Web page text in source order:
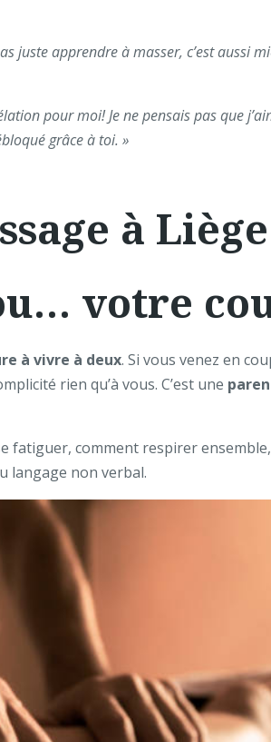
juste apprendre à masser, c’est aussi
pour moi! Je ne pensais pas que
grâce à toi. »
à
votre
à vivre à deux. Si vous venez en
rien qu’à vous. C’est une
fatiguer, comment respirer
langage non verbal.